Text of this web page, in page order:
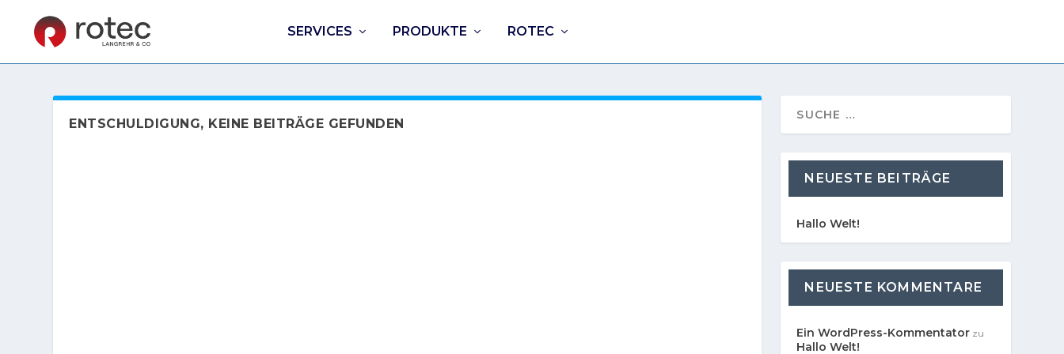
SERVICES PRODUKTE ROTEC
ENTSCHULDIGUNG, KEINE BEITRÄGE GEFUNDEN
NEUESTE BEITRÄGE
Hallo Welt!
NEUESTE KOMMENTARE
Ein WordPress-Kommentator zu
Hallo Welt!